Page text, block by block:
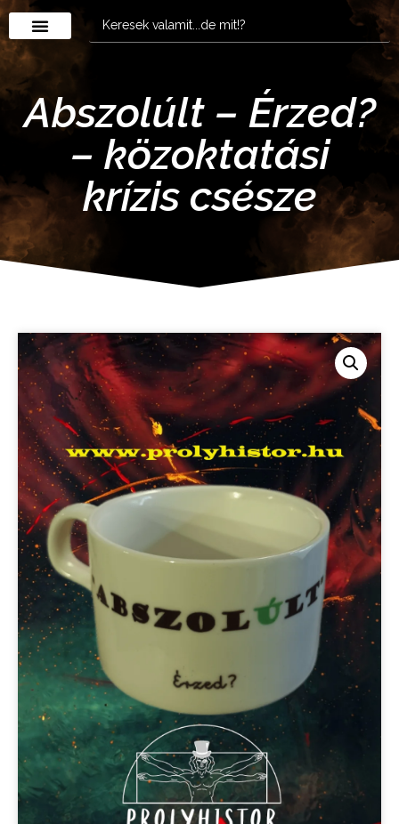
Abszolúlt – Érzed?
– közoktatási
krízis csésze